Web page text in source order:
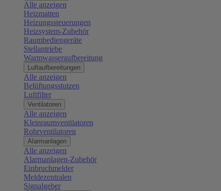
Alle anzeigen
Heizmatten
Heizungssteuerungen
Heizsystem-Zubehör
Raumbediengeräte
Stellantriebe
Warmwasseraufbereitung
Luftaufbereitungen
Alle anzeigen
Belüftungsstutzen
Luftfilter
Ventilatoren
Alle anzeigen
Kleinraumventilatoren
Rohrventilatoren
Alarmanlagen
Alle anzeigen
Alarmanlagen-Zubehör
Einbruchmelder
Meldezentralen
Signalgeber